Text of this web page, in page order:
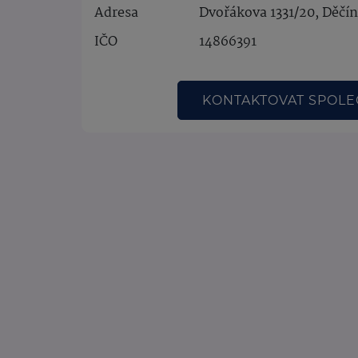
Adresa
Dvořákova 1331/20, Děčín
IČO
14866391
KONTAKTOVAT